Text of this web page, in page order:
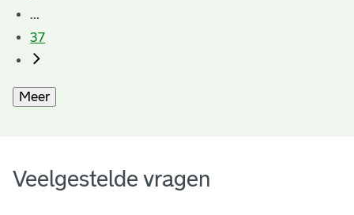
...
37
Meer
Veelgestelde vragen